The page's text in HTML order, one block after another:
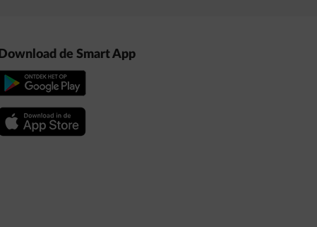
Download de Smart App